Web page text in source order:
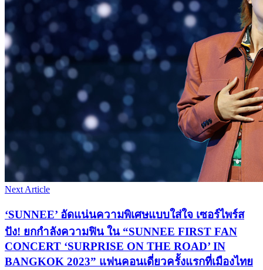
Next Article
‘SUNNEE’ อัดแน่นความพิเศษแบบใส่ใจ เซอร์ไพร์ส
ปัง! ยกกำลังความฟิน ใน “SUNNEE FIRST FAN
CONCERT ‘SURPRISE ON THE ROAD’ IN
BANGKOK 2023” แฟนคอนเดี่ยวครั้งแรกที่เมืองไทย